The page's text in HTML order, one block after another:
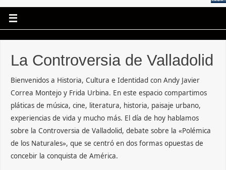
La Controversia de Valladolid
Bienvenidos a Historia, Cultura e Identidad con Andy Javier
Correa Montejo y Frida Urbina. En este espacio compartimos
pláticas de música, cine, literatura, historia, paisaje urbano,
experiencias de vida y mucho más. El día de hoy hablamos
sobre la Controversia de Valladolid, debate sobre la «Polémica
de los Naturales», que se centró en dos formas opuestas de
concebir la conquista de América.